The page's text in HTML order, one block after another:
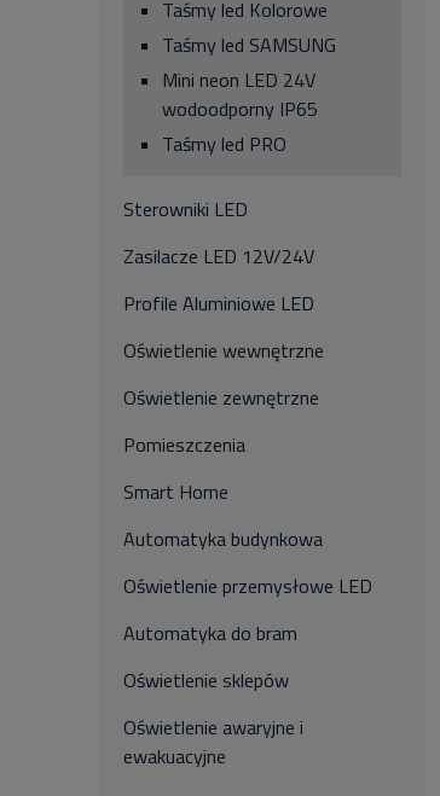
Taśmy led Kolorowe
Taśmy led SAMSUNG
Mini neon LED 24V
wodoodporny IP65
Taśmy led PRO
Sterowniki LED
Zasilacze LED 12V/24V
Profile Aluminiowe LED
Oświetlenie wewnętrzne
Oświetlenie zewnętrzne
Pomieszczenia
Smart Home
Automatyka budynkowa
Oświetlenie przemysłowe LED
Automatyka do bram
Oświetlenie sklepów
Oświetlenie awaryjne i
ewakuacyjne